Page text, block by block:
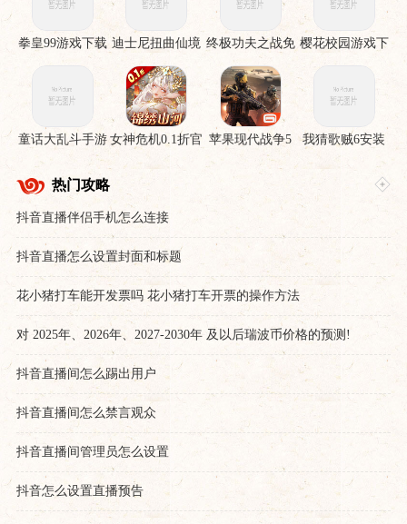
拳皇99游戏下载 迪士尼扭曲仙境 终极功夫之战免
费版
樱花校园游戏下
童话大乱斗手游 女神危机0.1折官 苹果现代战争5
眩晕风暴破解直
裝版
我猜歌贼6安装
热门攻略
抖音直播伴侣手机怎么连接
抖音直播怎么设置封面和标题
花小猪打车能开发票吗 花小猪打车开票的操作方法
对 2025年、2026年、2027-2030年 及以后瑞波币价格的预测!
抖音直播间怎么踢出用户
抖音直播间怎么禁言观众
抖音直播间管理员怎么设置
抖音怎么设置直播预告